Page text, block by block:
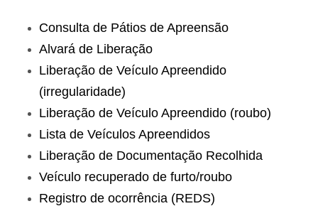
Consulta de Pátios de Apreensão
Alvará de Liberação
Liberação de Veículo Apreendido
(irregularidade)
Liberação de Veículo Apreendido (roubo)
Lista de Veículos Apreendidos
Liberação de Documentação Recolhida
Veículo recuperado de furto/roubo
Registro de ocorrência (REDS)